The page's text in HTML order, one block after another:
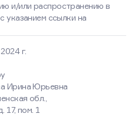
г.
Ирина Юрьевна
обл.,
17, пом. 1
и/или распространению в
указанием ссылки на